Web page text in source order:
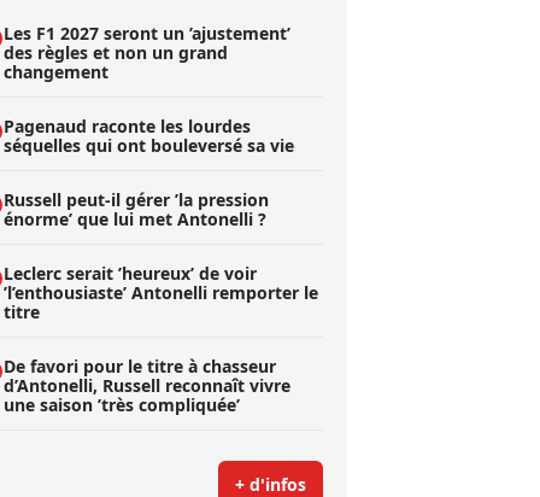
Les F1 2027 seront un ’ajustement’
des règles et non un grand
changement
Pagenaud raconte les lourdes
séquelles qui ont bouleversé sa vie
Russell peut-il gérer ’la pression
énorme’ que lui met Antonelli ?
Leclerc serait ’heureux’ de voir
’l’enthousiaste’ Antonelli remporter le
titre
De favori pour le titre à chasseur
d’Antonelli, Russell reconnaît vivre
une saison ’très compliquée’
+ d'infos